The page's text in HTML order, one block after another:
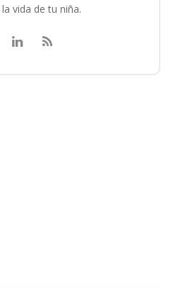
vida de tu niña.